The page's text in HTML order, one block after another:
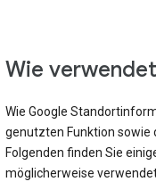
Wie
Wie Google
genutzten Funktion sowie
Folgenden finden Sie
möglicherweise